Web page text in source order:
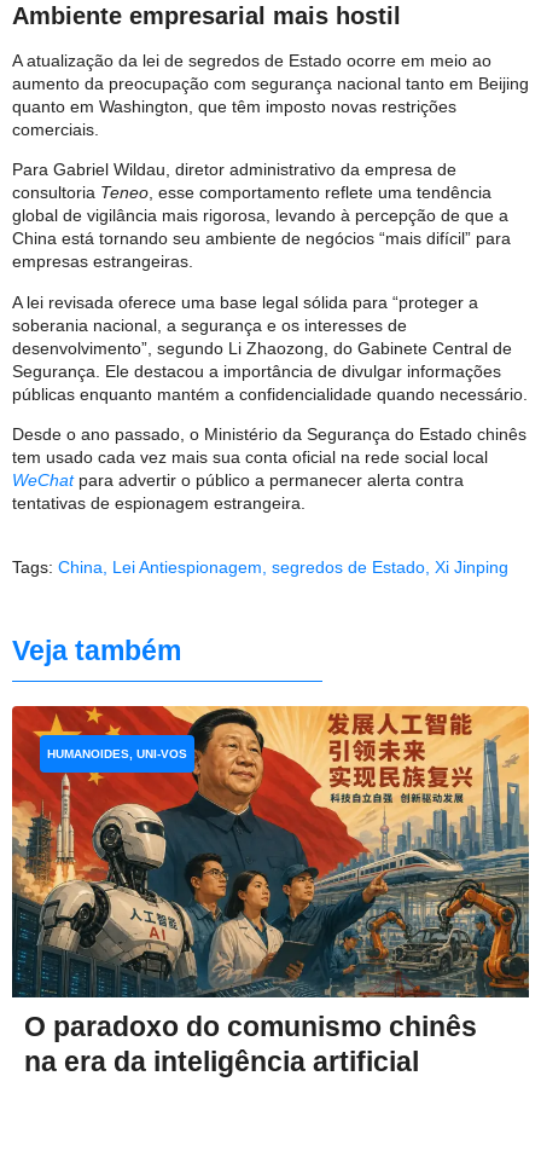
Ambiente empresarial mais hostil
A atualização da lei de segredos de Estado ocorre em meio ao
aumento da preocupação com segurança nacional tanto em Beijing
quanto em Washington, que têm imposto novas restrições
comerciais.
Para Gabriel Wildau, diretor administrativo da empresa de
consultoria Teneo , esse comportamento reflete uma tendência
global de vigilância mais rigorosa, levando à percepção de que a
China está tornando seu ambiente de negócios “mais difícil” para
empresas estrangeiras.
A lei revisada oferece uma base legal sólida para “proteger a
soberania nacional, a segurança e os interesses de
desenvolvimento”, segundo Li Zhaozong, do Gabinete Central de
Segurança. Ele destacou a importância de divulgar informações
públicas enquanto mantém a confidencialidade quando necessário.
Desde o ano passado, o Ministério da Segurança do Estado chinês
tem usado cada vez mais sua conta oficial na rede social local
WeChatpara advertir o público a permanecer alerta contra
tentativas de espionagem estrangeira.
Tags: China, Lei Antiespionagem, segredos de Estado, Xi Jinping
Veja também
O paradoxo do comunismo chinês
na era da inteligência artificial
HUMANOIDES, UNI-VOS